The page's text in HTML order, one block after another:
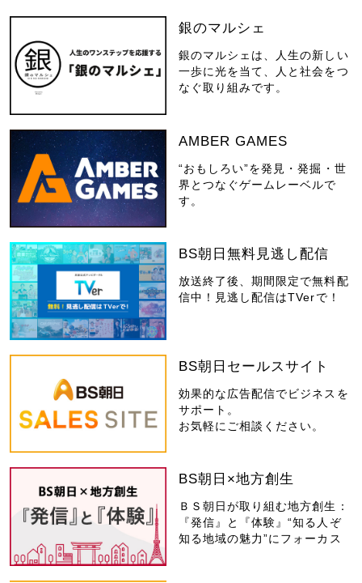
銀のマルシェ
銀のマルシェは、人生の新しい
一歩に光を当て、人と社会をつ
なぐ取り組みです。
AMBER GAMES
“おもしろい”を発見・発掘・世
界とつなぐゲームレーベルで
す。
BS朝日無料見逃し配信
放送終了後、期間限定で無料配
信中！見逃し配信はTVerで！
BS朝日セールスサイト
効果的な広告配信でビジネスを
サポート。
お気軽にご相談ください。
BS朝日×地方創生
ＢＳ朝日が取り組む地方創生：
『発信』と『体験』“知る人ぞ
知る地域の魅力”にフォーカス